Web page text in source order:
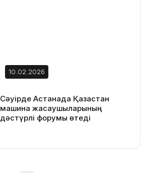
10.02.2026
Сәуірде Астанада Қазақстан
машина жасаушыларының
дәстүрлі форумы өтеді